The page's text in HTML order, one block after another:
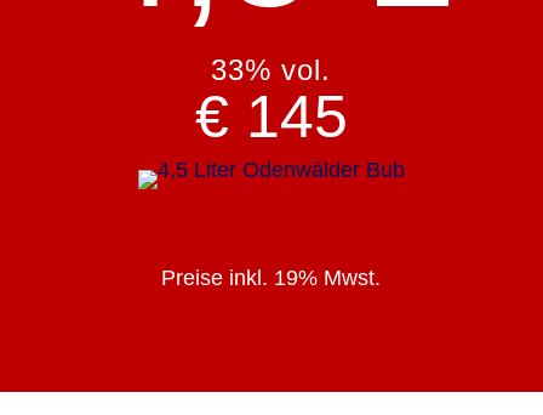
33% vol.
€ 145
Preise inkl. 19% Mwst.